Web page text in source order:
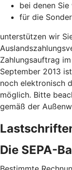
bei denen
für die
unterstützen wir
Zahlungsauftrag
September 2013
noch elektronisch
möglich. Bitte
gemäß der
Die SEPA-